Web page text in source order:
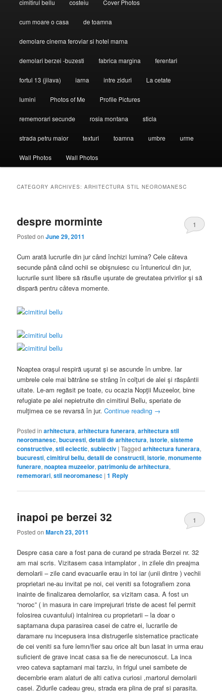
cimitirul bellu costeiu Cover Photos
cum moare o casa de toamna
demolare cinema feroviar si hotel marna
demolari berzei -buzesti fabrica margina ferentari
fortul 13 (jilava) iarna intre ziduri La cetate
lumini Photos of Me Profile Pictures
rememorari secunde rosia montana sticla
strada petru maior texturi toamna umbre urme
Wall Photos Wall Photos
CATEGORY ARCHIVES:ARHITECTURA STIL NEOROMANESC
despre morminte
Posted onJune 29, 2011
1
Cum arată lucrurile din jur când închizi lumina? Cele câteva
secunde până când ochii se obişnuiesc cu întunericul din jur,
lucrurile sunt libere să răsufle uşurate de greutatea privirilor şi să
dispară pentru câteva momente.
Noaptea oraşul respiră uşurat şi se ascunde în umbre. Iar
umbrele cele mai bătrâne se strâng în colţuri de alei şi răspântii
uitate. Le-am regăsit pe toate, cu ocazia Nopţii Muzeelor, bine
refugiate pe alei nepietruite din cimitirul Bellu, speriate de
mulţimea ce se revarsă în jur.Continue reading →
Posted in arhitectura,arhitectura funerara,arhitectura stil
neoromanesc,bucuresti,detalii de arhitectura,istorie,sisteme
constructive,stil eclectic,subiectiv |Tagged arhitectura funerara,
bucuresti,cimitirul bellu,detalii de constructii,istorie,monumente
funerare,noaptea muzeelor,patrimoniu de arhitectura,
rememorari,stil neoromanesc |1 Reply
inapoi pe berzei 32
Posted onMarch 23, 2011
1
Despre casa care a fost pana de curand pe strada Berzei nr. 32
am mai scris. Vizitasem casa intamplator , in zilele din preajma
demolarii – zile cand evacuarile erau in toi iar (unii dintre ) vechii
proprietari ne-au invitat pe noi, cei veniti sa fotografiem zona
inainte de finalizarea demolarilor, sa vizitam casa. A fost un
“noroc” ( in masura in care imprejurari triste de acest fel permit
folosirea cuvantului) intalnirea cu proprietarii – la doar o
saptamana dupa parasirea casei de catre ei, lucrarile de
daramare nu incepusera insa distrugerile sistematice practicate
de cei veniti sa fure lemn/fier sau orice alt bun lasat in urma erau
suficient de grave incat casa sa fie de nerecunoscut. La inca
vreo cateva saptamani mai tarziu, in frigul unei sambete de
decembrie eram alaturi de alti cativa curiosi ,martorul demolarii
casei. Zidurile cadeau greu, strada era plina de praf si parasita.